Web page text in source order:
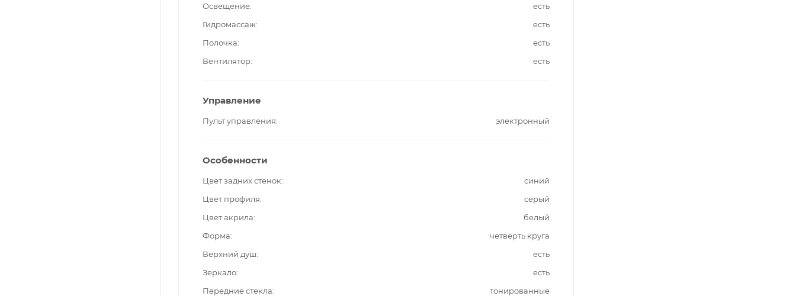
Освещение
есть
Гидромассаж
есть
Полочка
есть
Вентилятор
есть
Управление
Пульт управления электронный
Особенности
Цвет задних стенок
синий
Цвет профиля
серый
Цвет акрила
белый
Форма
четверть круга
Верхний душ
есть
Зеркало
есть
Передние стекла
тонированные